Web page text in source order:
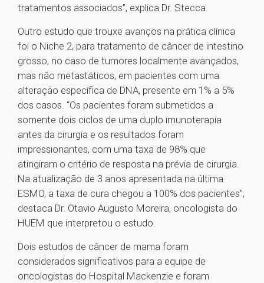
tratamentos associados”, explica Dr. Stecca.
Outro estudo que trouxe avanços na prática clínica
foi o Niche 2, para tratamento de câncer de intestino
grosso, no caso de tumores localmente avançados,
mas não metastáticos, em pacientes com uma
alteração específica de DNA, presente em 1% a 5%
dos casos. “Os pacientes foram submetidos a
somente dois ciclos de uma duplo imunoterapia
antes da cirurgia e os resultados foram
impressionantes, com uma taxa de 98% que
atingiram o critério de resposta na prévia de cirurgia.
Na atualização de 3 anos apresentada na última
ESMO, a taxa de cura chegou a 100% dos pacientes”,
destaca Dr. Otavio Augusto Moreira, oncologista do
HUEM que interpretou o estudo.
Dois estudos de câncer de mama foram
considerados significativos para a equipe de
oncologistas do Hospital Mackenzie e foram